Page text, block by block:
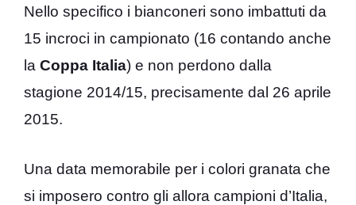
Nello specifico i bianconeri sono imbattuti da
15 incroci in campionato (16 contando anche
la Coppa Italia) e non perdono dalla
stagione 2014/15, precisamente dal 26 aprile
2015.
Una data memorabile per i colori granata che
si imposero contro gli allora campioni d’Italia,